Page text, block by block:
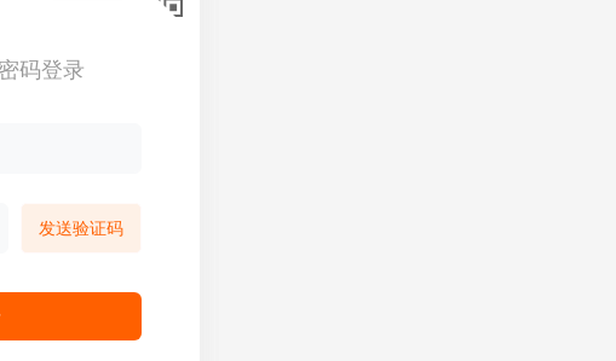
密码登录
发送验证码